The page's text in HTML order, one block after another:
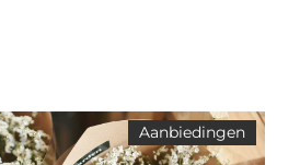
Aanbiedingen